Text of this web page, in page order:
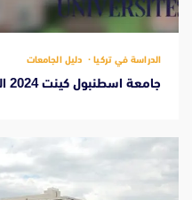
الدراسة في تركيا دليل الجامعات
جامعة اسطنبول كينت 2024 التخصصات والتكاليف